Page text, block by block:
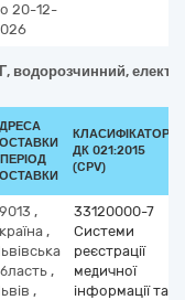
20-12-
водорозчинний,
КЛАСИФІКАТОР
ДК 021:2015
(CPV)
,
,
,
,
33120000-7
Системи
реєстрації
медичної
інформації та